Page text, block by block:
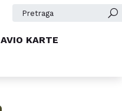
AVIO KARTE
Pretraga